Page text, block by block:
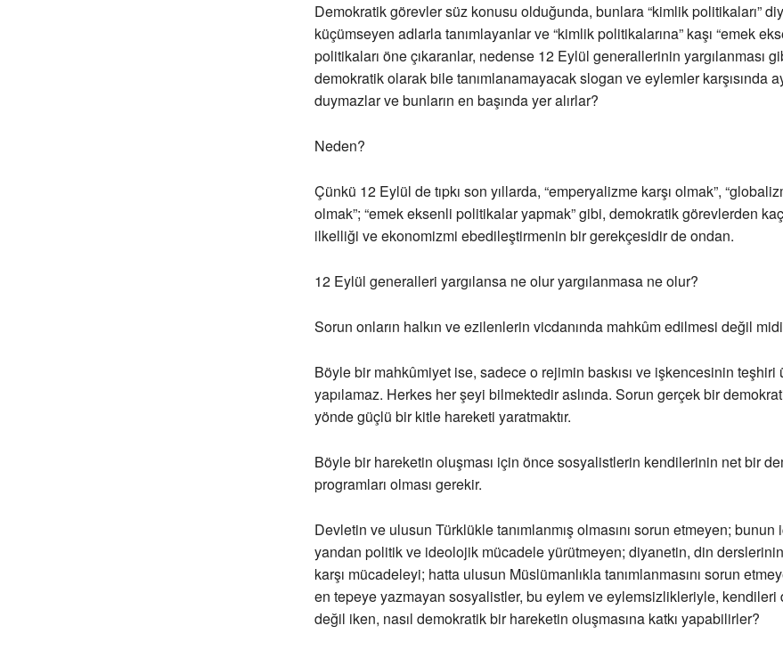
Demokratik görevler süz konusu olduğunda, bunlara “kimlik politikaları”
küçümseyen adlarla tanımlayanlar ve “kimlik politikalarına” kaşı “emek
politikaları öne çıkaranlar, nedense 12 Eylül generallerinin yargılanması
demokratik olarak bile tanımlanamayacak slogan ve eylemler karşısında
duymazlar ve bunların en başında yer alırlar?
Neden?
Çünkü 12 Eylül de tıpkı son yıllarda, “emperyalizme karşı olmak”,
olmak”; “emek eksenli politikalar yapmak” gibi, demokratik görevlerden
ilkelliği ve ekonomizmi ebedileştirmenin bir gerekçesidir de ondan.
12 Eylül generalleri yargılansa ne olur yargılanmasa ne olur?
Sorun onların halkın ve ezilenlerin vicdanında mahkûm edilmesi değil
Böyle bir mahkûmiyet ise, sadece o rejimin baskısı ve işkencesinin teşhiri
yapılamaz. Herkes her şeyi bilmektedir aslında. Sorun gerçek bir
yönde güçlü bir kitle hareketi yaratmaktır.
Böyle bir hareketin oluşması için önce sosyalistlerin kendilerinin net bir
programları olması gerekir.
Devletin ve ulusun Türklükle tanımlanmış olmasını sorun etmeyen; bunun
yandan politik ve ideolojik mücadele yürütmeyen; diyanetin, din derslerinin
karşı mücadeleyi; hatta ulusun Müslümanlıkla tanımlanmasını sorun
en tepeye yazmayan sosyalistler, bu eylem ve eylemsizlikleriyle, kendileri
değil iken, nasıl demokratik bir hareketin oluşmasına katkı yapabilirler?